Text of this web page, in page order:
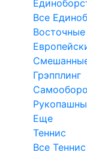
Все
Грэпплинг
Еще
Теннис
Все Теннис